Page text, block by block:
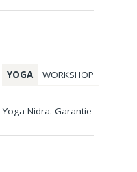
WORKSHOP
YOGA
Nidra. Garantie